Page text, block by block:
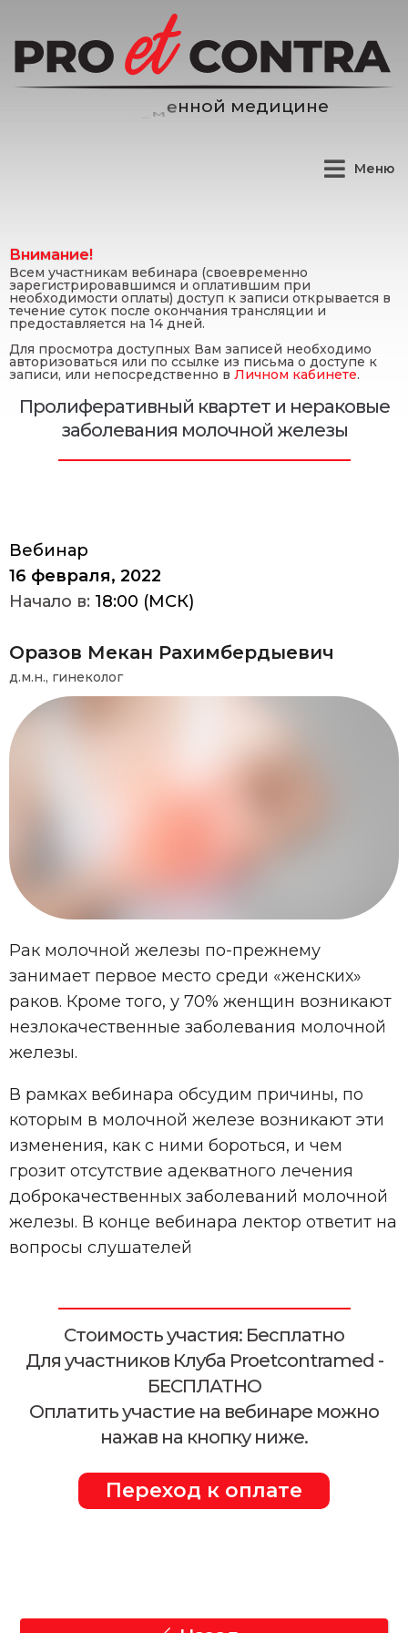
м едицине
Меню
Внимание!
Всем участникам вебинара (своевременно
зарегистрировавшимся и оплатившим при
необходимости оплаты) доступ к записи открывается в
течение суток после окончания трансляции и
предоставляется на 14 дней.
Для просмотра доступных Вам записей необходимо
авторизоваться или по ссылке из письма о доступе к
записи, или непосредственно в Личном кабинете.
Пролиферативный квартет и нераковые
заболевания молочной железы
Вебинар
16 февраля, 2022
Начало в: 18:00 (МСК)
Оразов Мекан Рахимбердыевич
д.м.н., гинеколог
Рак молочной железы по-прежнему
занимает первое место среди «женских»
раков. Кроме того, у 70% женщин возникают
незлокачественные заболевания молочной
железы.
В рамках вебинара обсудим причины, по
которым в молочной железе возникают эти
изменения, как с ними бороться, и чем
грозит отсутствие адекватного лечения
доброкачественных заболеваний молочной
железы. В конце вебинара лектор ответит на
вопросы слушателей
Стоимость участия: Бесплатно
Для участников Клуба Proetcontramed -
БЕСПЛАТНО
Оплатить участие на вебинаре можно
нажав на кнопку ниже.
Переход к оплате